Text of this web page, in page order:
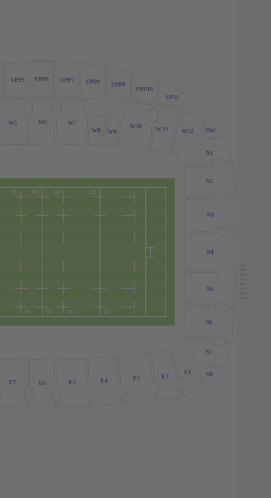
NW
W12
W 1 1
W10
W9
W8
W7
W6
W5
NE
E1
E2
E3
E4
E5
E6
E7
UP11
UPP10
UPP9
UPP8
UPP7
UPP6
UPP5
N7
N6
N5
N4
N3
N2
N1